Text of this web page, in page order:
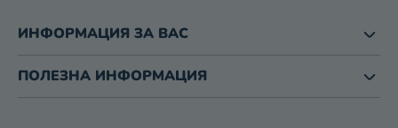
ИНФОРМАЦИЯ ЗА ВАС
ПОЛЕЗНА ИНФОРМАЦИЯ